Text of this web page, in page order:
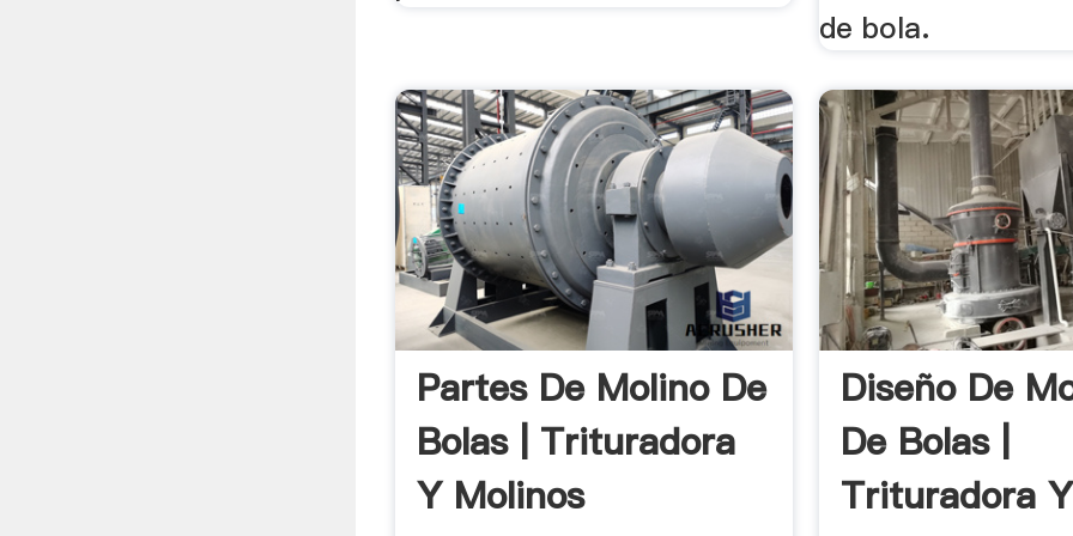
de bola.
Partes De Molino De
Bolas | Trituradora
Y Molinos
Diseño De
De Bolas |
Trituradora Y